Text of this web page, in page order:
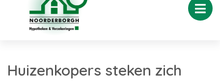
Huizenkopers steken zich